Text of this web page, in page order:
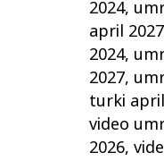
2024,
april 2027
2024,
2027,
turki
video
2026,